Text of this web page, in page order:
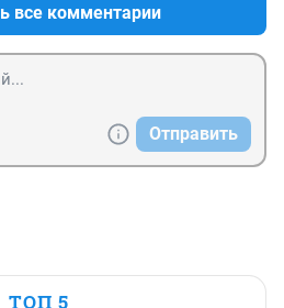
все комментарии
Отправить
ТОП 5